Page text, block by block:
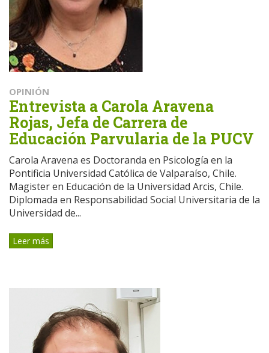
OPINIÓN
Entrevista a Carola Aravena
Rojas, Jefa de Carrera de
Educación Parvularia de la PUCV
Carola Aravena es Doctoranda en Psicología en la
Pontificia Universidad Católica de Valparaíso, Chile.
Magister en Educación de la Universidad Arcis, Chile.
Diplomada en Responsabilidad Social Universitaria de la
Universidad de...
Leer más